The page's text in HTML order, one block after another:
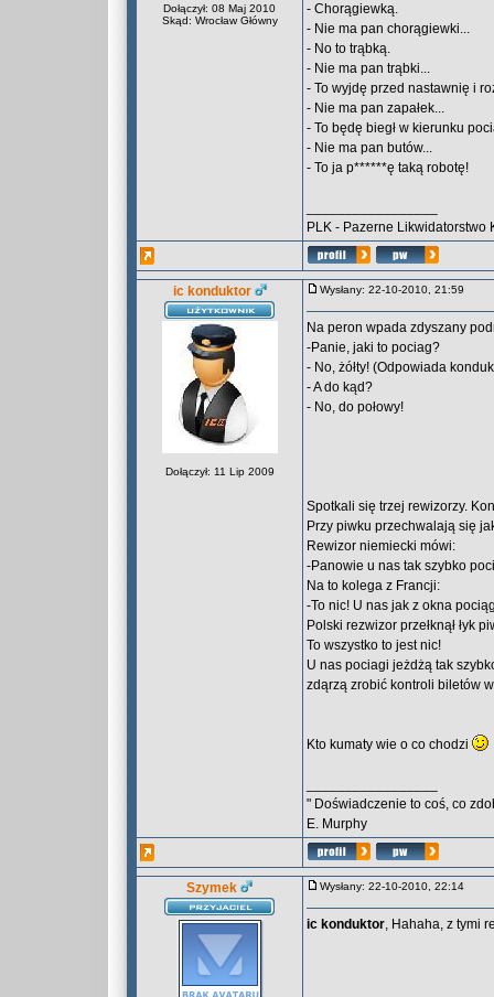
Dołączył: 08 Maj 2010
Skąd: Wrocław Główny
- Chorągiewką.
- Nie ma pan chorągiewki...
- No to trąbką.
- Nie ma pan trąbki...
- To wyjdę przed nastawnię i
- Nie ma pan zapałek...
- To będę biegł w kierunku
- Nie ma pan butów...
- To ja p******ę taką robotę!
PLK - Pazerne Likwidatorstwo
ic konduktor
Dołączył: 11 Lip 2009
Wysłany: 22-10-2010, 21:59
Na peron wpada zdyszany
-Panie, jaki to pociag?
- No, żółty! (Odpowiada
- A do kąd?
- No, do połowy!
Spotkali się trzej rewizorzy.
Przy piwku przechwalają się
Rewizor niemiecki mówi:
-Panowie u nas tak szybko
Na to kolega z Francji:
-To nic! U nas jak z okna
Polski rezwizor przełknął łyk
To wszystko to jest nic!
U nas pociagi jeżdżą tak
zdąrzą zrobić kontroli biletów
Kto kumaty wie o co chodzi
" Doświadczenie to coś, co
E. Murphy
Szymek Wysłany: 22-10-2010, 22:14
ic konduktor, Hahaha, z tymi